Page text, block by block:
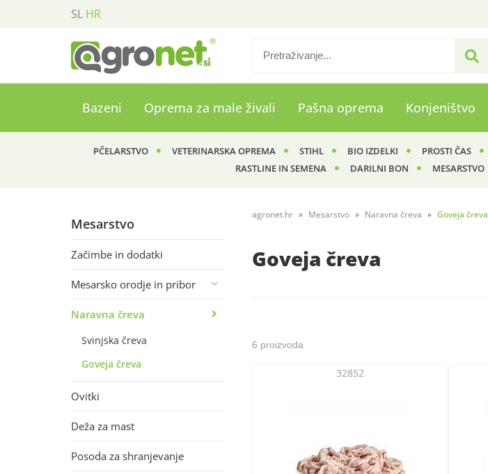
SL HR
Bazeni Oprema za male živali Pašna oprema Konjeništvo
PČELARSTVO VETERINARSKA OPREMA STIHL BIO IZDELKI PROSTI ČAS
RASTLINE IN SEMENA
DARILNI BON MESARSTVO
Mesarstvo
Začimbe in dodatki
Mesarsko orodje in pribor
Naravna čreva
Svinjska čreva
Goveja čreva
Ovitki
Deža za mast
Posoda za shranjevanje
agronet.hr Mesarstvo Naravna čreva Goveja čreva
Goveja čreva
6 proizvoda
32852